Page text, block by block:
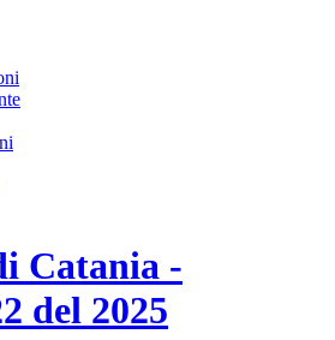
Catania -
del 2025